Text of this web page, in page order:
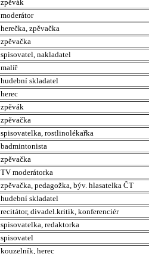
zpěvák
moderátor
herečka, zpěvačka
zpěvačka
spisovatel, nakladatel
malíř
hudební skladatel
herec
zpěvák
zpěvačka
spisovatelka, rostlinolékařka
badmintonista
zpěvačka
TV moderátorka
zpěvačka, pedagožka, býv. hlasatelka ČT
hudební skladatel
recitátor, divadel.kritik, konferenciér
spisovatelka, redaktorka
spisovatel
kouzelník, herec